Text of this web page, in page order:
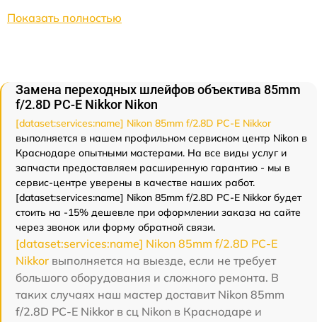
Показать полностью
Замена переходных шлейфов объектива 85mm
f/2.8D PC-E Nikkor Nikon
[dataset:services:name] Nikon 85mm f/2.8D PC-E Nikkor
выполняется в нашем профильном сервисном центр Nikon в
Краснодаре опытными мастерами. На все виды услуг и
запчасти предоставляем расширенную гарантию - мы в
сервис-центре уверены в качестве наших работ.
[dataset:services:name] Nikon 85mm f/2.8D PC-E Nikkor будет
стоить на -15% дешевле при оформлении заказа на сайте
через звонок или форму обратной связи.
[dataset:services:name] Nikon 85mm f/2.8D PC-E
Nikkor выполняется на выезде, если не требует
большого оборудования и сложного ремонта. В
таких случаях наш мастер доставит Nikon 85mm
f/2.8D PC-E Nikkor в сц Nikon в Краснодаре и